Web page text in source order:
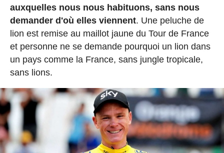
auxquelles nous nous habituons, sans nous
demander d'où elles viennent. Une peluche de
lion est remise au maillot jaune du Tour de France
et personne ne se demande pourquoi un lion dans
un pays comme la France, sans jungle tropicale,
sans lions.